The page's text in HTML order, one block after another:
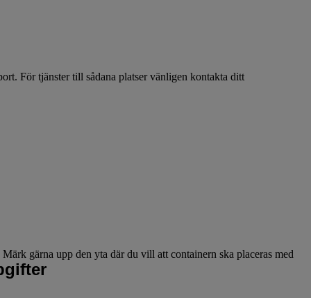
För tjänster till sådana platser vänligen kontakta ditt
gärna upp den yta där du vill att containern ska placeras med